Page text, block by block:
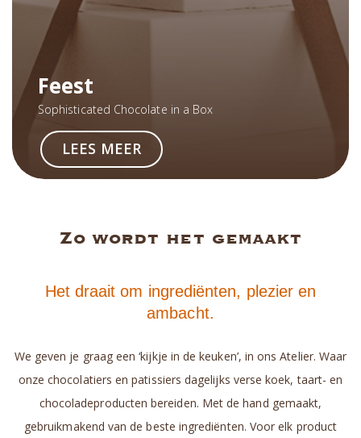
Feest
Sophisticated Chocolate in a Box
LEES MEER
Zo wordt het gemaakt
Het draait om ingrediënten, plezier en
ambacht.
We geven je graag een ‘kijkje in de keuken’, in ons Atelier. Waar
onze chocolatiers en patissiers dagelijks verse koek, taart- en
chocoladeproducten bereiden. Met de hand gemaakt,
gebruikmakend van de beste ingrediënten. Voor elk product